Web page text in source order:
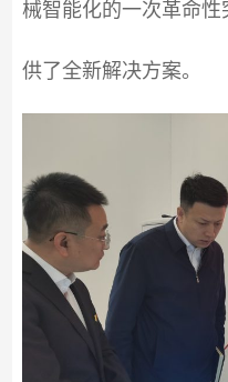
械智能化的一次革命
供了全新解决方案。